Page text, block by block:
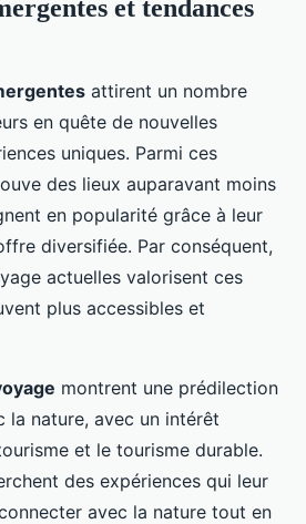
et tendances
attirent un nombre
en quête de nouvelles
uniques. Parmi ces
des lieux auparavant moins
en popularité grâce à leur
diversifiée. Par conséquent,
actuelles valorisent ces
plus accessibles et
montrent une prédilection
la nature, avec un intérêt
et le tourisme durable.
des expériences qui leur
avec la nature tout en